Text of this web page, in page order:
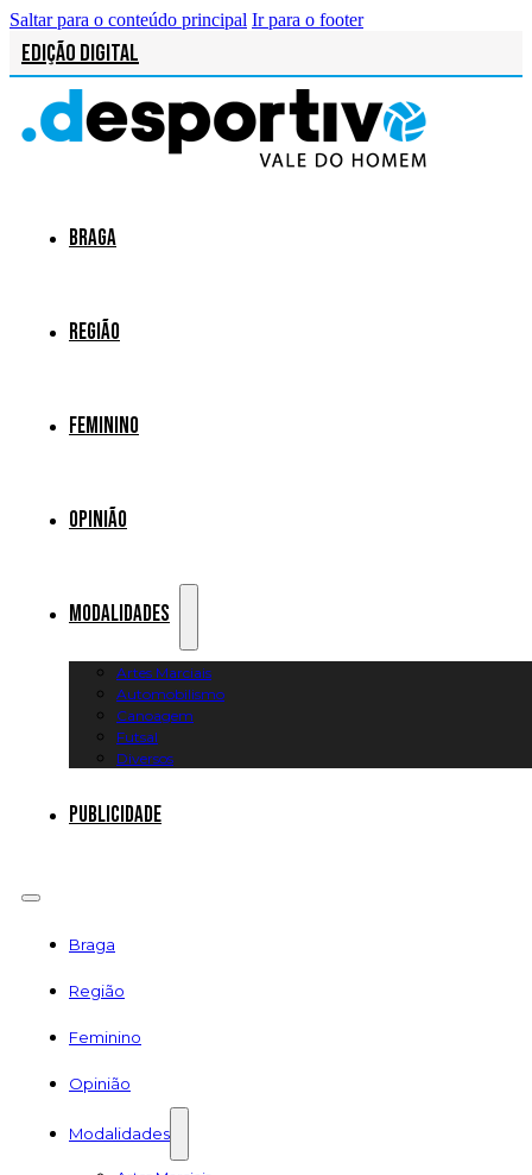
Saltar para o conteúdo principal Ir para o footer
Edição Digital
Braga
Região
Feminino
Opinião
Modalidades
Artes Marciais
Automobilismo
Canoagem
Futsal
Diversos
Publicidade
Braga
Região
Feminino
Opinião
Modalidades